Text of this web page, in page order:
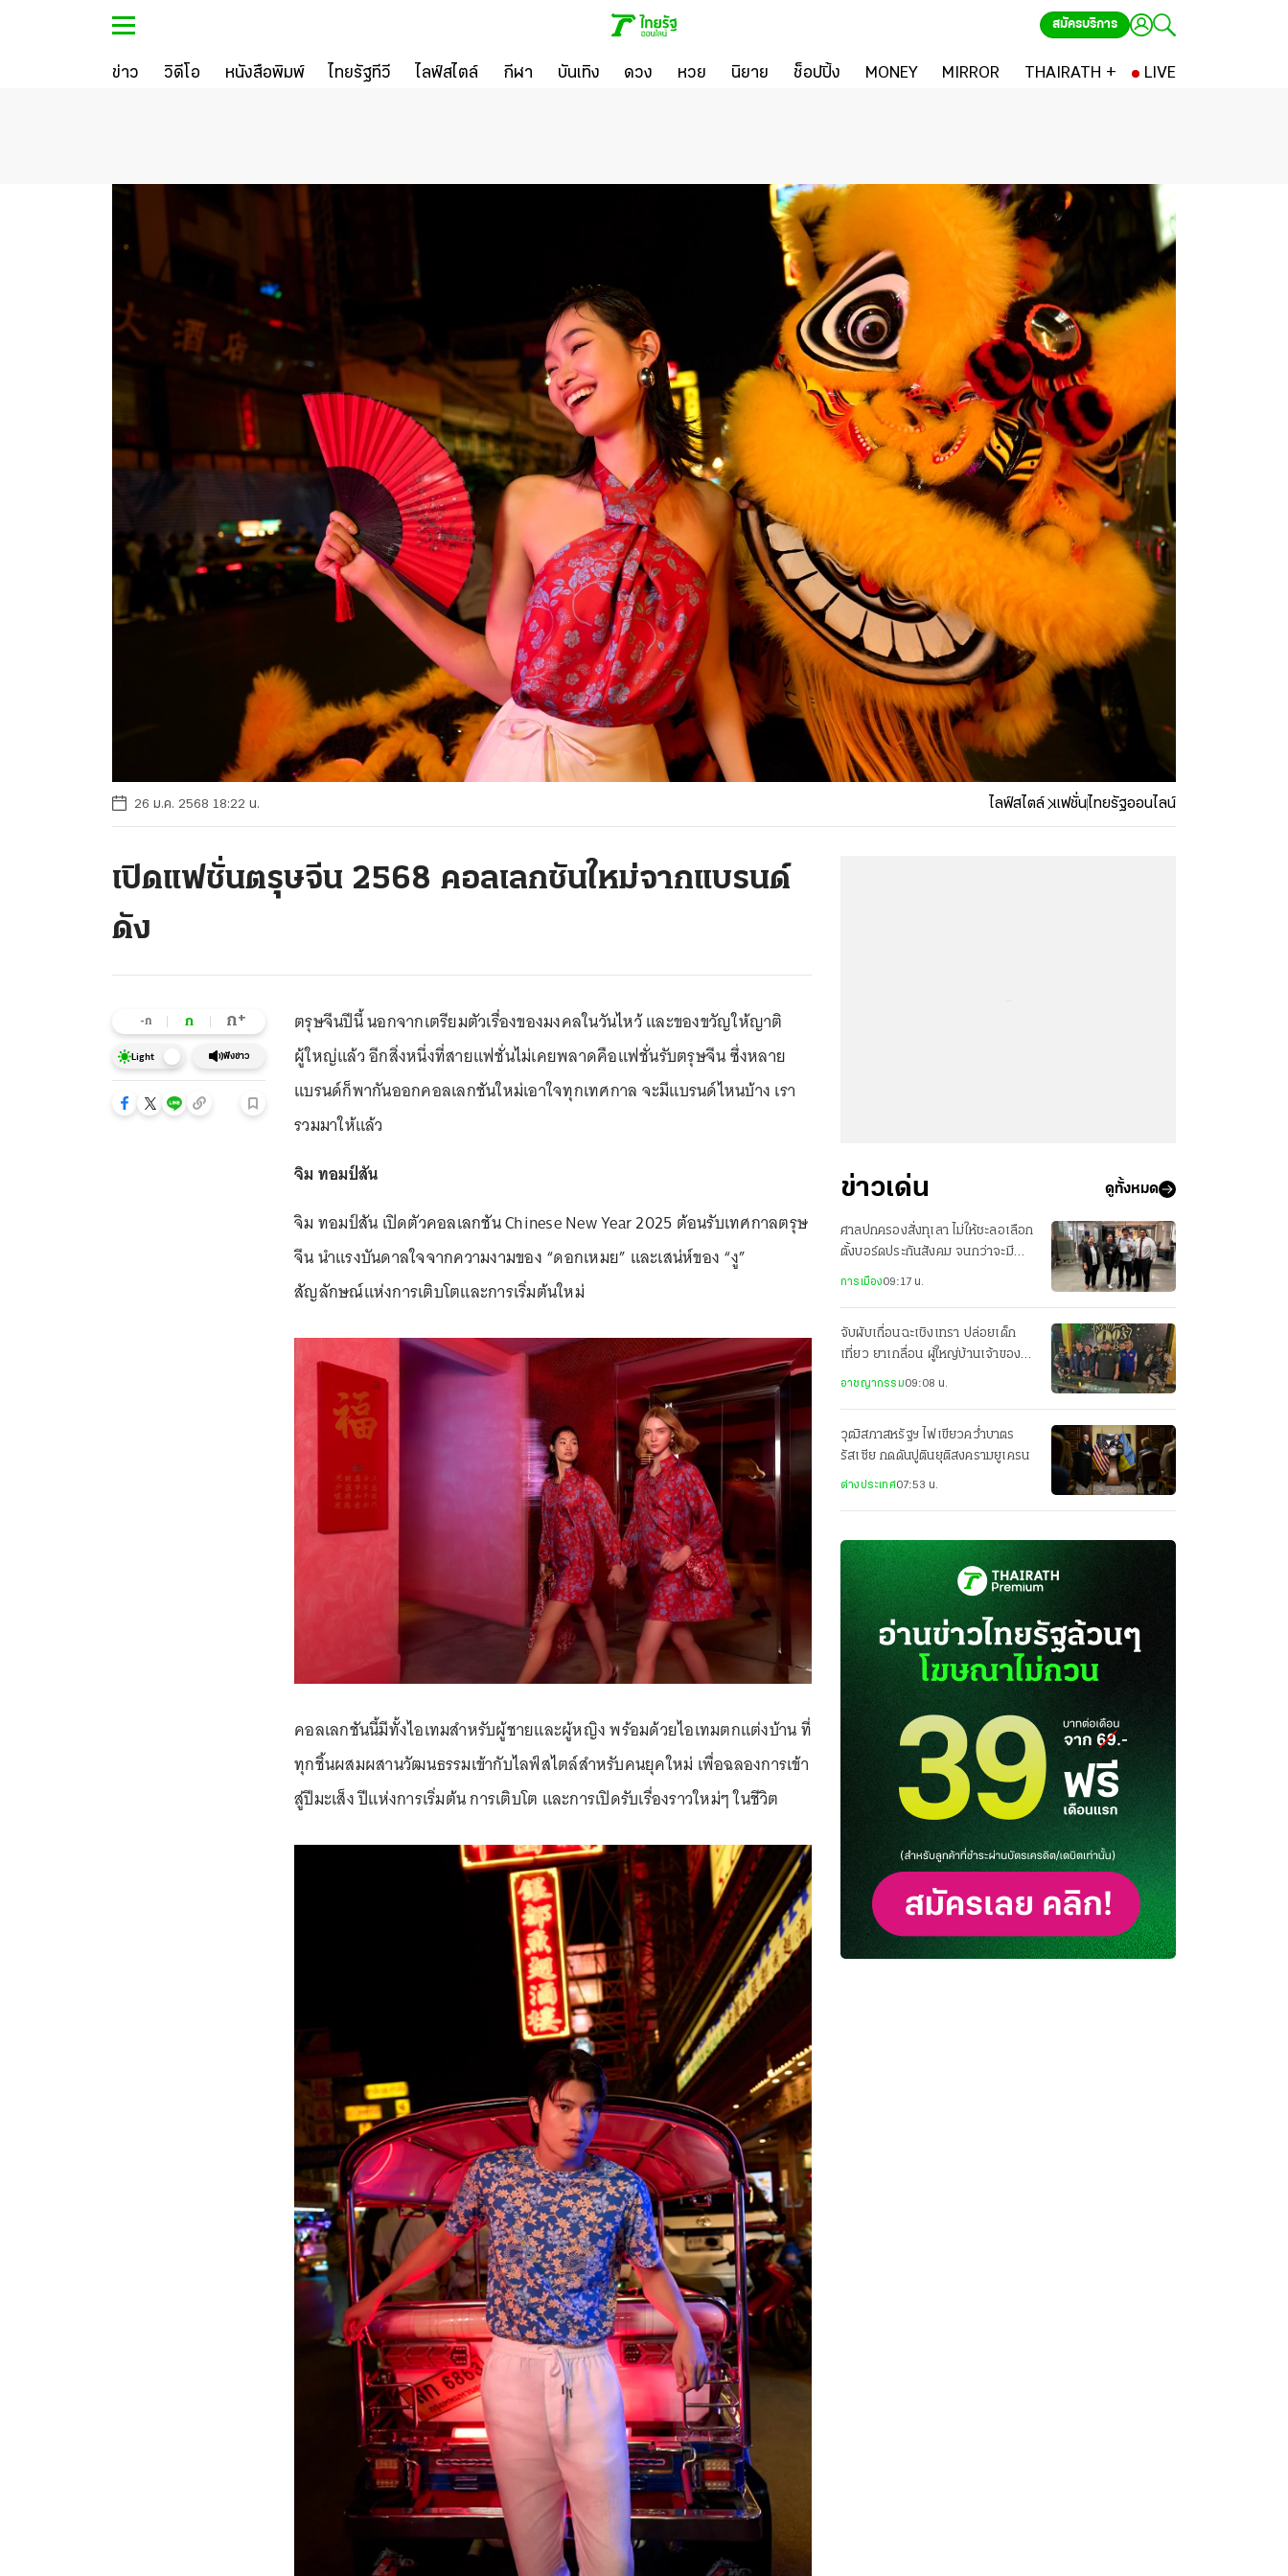
สมัครบริการ
ข่าว วิดีโอ หนังสือพิมพ์ ไทยรัฐทีวี ไลฟ์สไตล์ กีฬา บันเทิง ดวง หวย นิยาย ช็อปปิ้ง MONEY MIRROR THAIRATH + LIVE
26 ม.ค. 2568 18:22 น. ไลฟ์สไตล์ แฟชั่นไทยรัฐออนไลน์
เปิดแฟชั่นตรุษจีน 2568 คอลเลกชันใหม่จากแบรนด์
ดัง
-ก ก ก+
Light ฟังข่าว
ตรุษจีนปีนี้ นอกจากเตรียมตัวเรื่องของมงคลในวันไหว้ และของขวัญให้ญาติ
ผู้ใหญ่แล้ว อีกสิ่งหนึ่งที่สายแฟชั่นไม่เคยพลาดคือแฟชั่นรับตรุษจีน ซึ่งหลาย
แบรนด์ก็พากันออกคอลเลกชันใหม่เอาใจทุกเทศกาล จะมีแบรนด์ไหนบ้าง เรา
รวมมาให้แล้ว
จิม ทอมป์สัน
จิม ทอมป์สัน เปิดตัวคอลเลกชัน Chinese New Year 2025 ต้อนรับเทศกาลตรุษ
จีน นำแรงบันดาลใจจากความงามของ “ดอกเหมย” และเสน่ห์ของ “งู”
สัญลักษณ์แห่งการเติบโตและการเริ่มต้นใหม่
คอลเลกชันนี้มีทั้งไอเทมสำหรับผู้ชายและผู้หญิง พร้อมด้วยไอเทมตกแต่งบ้าน ที่
ทุกชิ้นผสมผสานวัฒนธรรมเข้ากับไลฟ์สไตล์สำหรับคนยุคใหม่ เพื่อฉลองการเข้า
สู่ปีมะเส็ง ปีแห่งการเริ่มต้น การเติบโต และการเปิดรับเรื่องราวใหม่ๆ ในชีวิต
ข่าวเด่น ดูทั้งหมด
ศาลปกครองสั่งทุเลา ไม่ให้ชะลอเลือก
ตั้งบอร์ดประกันสังคม จนกว่าจะมีคำ
พิพากษา หรือคำสั่งอื่น
การเมือง09:17 น.
จับผับเถื่อนฉะเชิงเทรา ปล่อยเด็ก
เที่ยว ยาเกลื่อน ผู้ใหญ่บ้านเจ้าของ-
อาชญากรรม09:08 น.
วุฒิสภาสหรัฐฯ ไฟเขียวคว่ำบาตร
รัสเซีย กดดันปูตินยุติสงครามยูเครน
ต่างประเทศ07:53 น.